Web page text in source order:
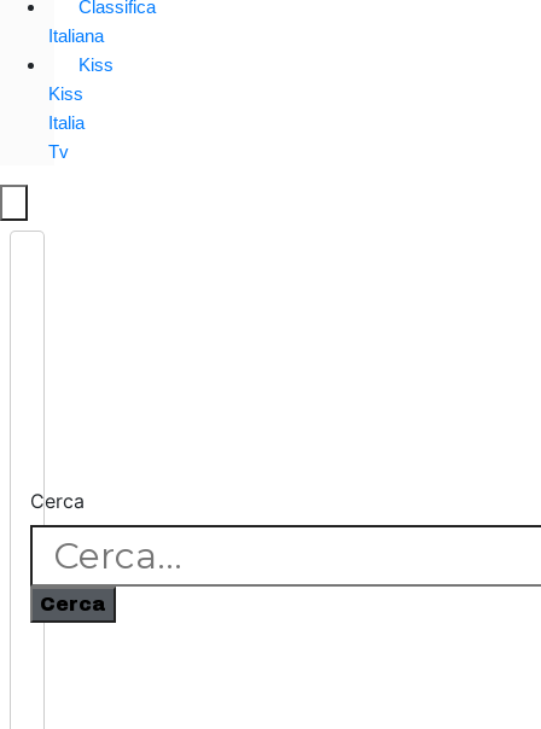
Classifica
Italiana
Kiss
Kiss
Italia
Tv
Cerca
Cerca